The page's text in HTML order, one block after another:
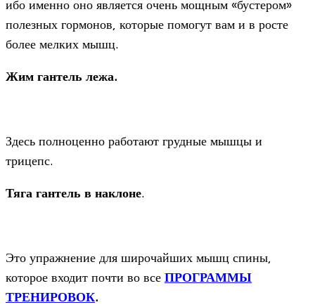
ибо именно оно является очень мощным «бустером»
полезных гормонов, которые помогут вам и в росте
более мелких мышц.
Жим гантель лежа.
Здесь полноценно работают грудные мышцы и
трицепс.
Тяга гантель в наклоне.
Это упражнение для широчайших мышц спины,
которое входит почти во всеПРОГРАММЫ
ТРЕНИРОВОК.